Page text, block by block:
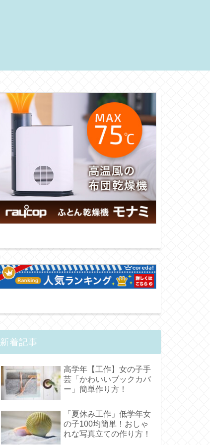
新着記事
高学年【工作】女の子手
芸「かわいいブックカバ
ー」簡単作り方！
「夏休み工作」低学年女
の子100均簡単！おしゃ
れな写真立ての作り方！